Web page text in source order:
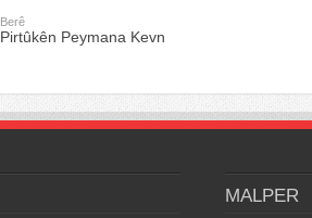
b
o
k
A
p
n
er
k
Berê
Pirtûkên Peymana Kevn
MALPER